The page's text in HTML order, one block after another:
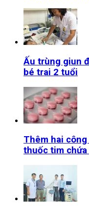
Ấu trùng giun
bé trai 2 tuổi
Thêm hai
thuốc tim